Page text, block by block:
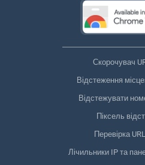
Скорочувач
Відстеження
Відстежувати
Піксель
Перевірка
Лічильники IP та